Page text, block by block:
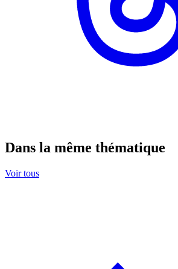
Dans la même thématique
Voir tous